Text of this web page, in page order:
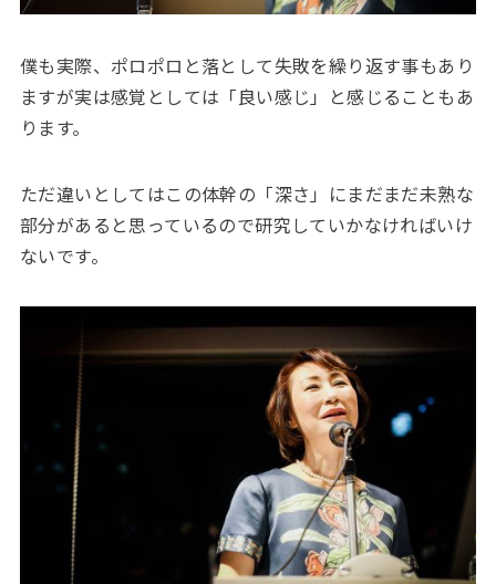
僕も実際、ポロポロと落として失敗を繰り返す事もあり
ますが実は感覚としては「良い感じ」と感じることもあ
ります。
ただ違いとしてはこの体幹の「深さ」にまだまだ未熟な
部分があると思っているので研究していかなければいけ
ないです。